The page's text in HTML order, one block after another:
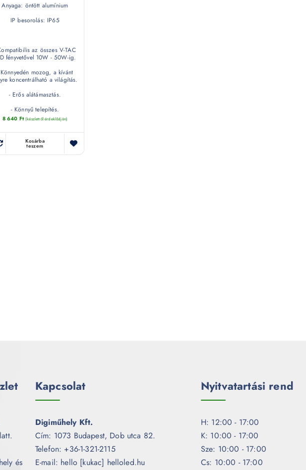
Anyaga: öntött alumínium
IP besorolás: IP65
az összes V-TAC
fényvetővel 10W - 50W-ig.
mozog, a kívánt
koncentrálható a világítás.
- Erős alátámasztás.
- Könnyű telepítés.
8 640 Ft (készletről érdeklődjön)
Kosárba
teszem
és
Kapcsolat
Digiműhely Kft.
Cím: 1073 Budapest, Dob utca 82.
Telefon: +36-1-321-2115
E-mail: hello [kukac] helloled.hu
Nyitvatartási rend
H: 12:00 - 17:00
K: 10:00 - 17:00
Sze: 10:00 - 17:00
Cs: 10:00 - 17:00